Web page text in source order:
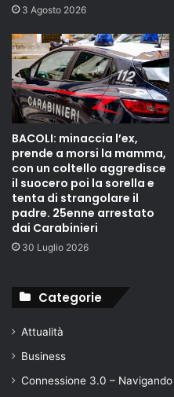
3 Agosto 2026
BACOLI: minaccia l’ex,
prende a morsi la mamma,
con un coltello aggredisce
il suocero poi la sorella e
tenta di strangolare il
padre. 25enne arrestato
dai Carabinieri
30 Luglio 2026
Categorie
Attualità
Business
Connessione 3.0 –